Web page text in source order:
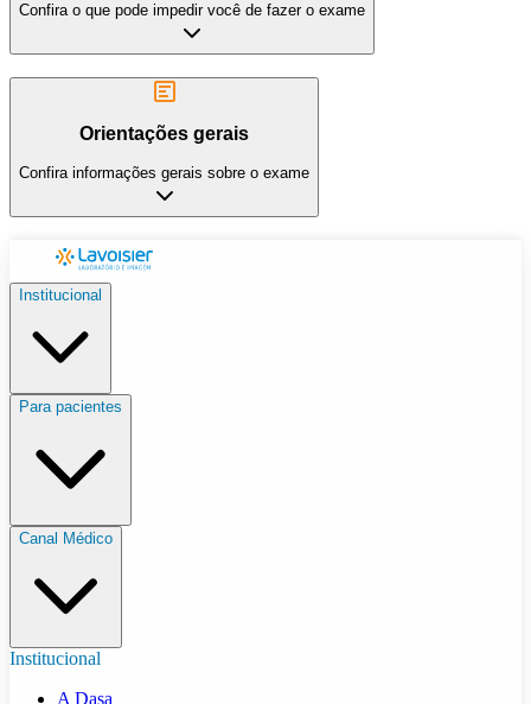
Confira o que pode impedir você de fazer o exame
Orientações gerais
Confira informações gerais sobre o exame
Institucional
Para pacientes
Canal Médico
Institucional
A Dasa